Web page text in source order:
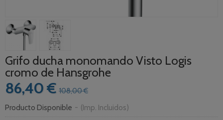
Grifo ducha monomando Visto Logis
cromo de Hansgrohe
86,40 € 108,00 €
Producto Disponible - (Imp. Incluidos)